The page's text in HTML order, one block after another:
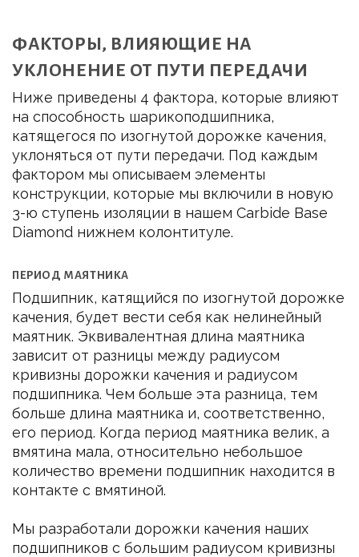
ФАКТОРЫ, ВЛИЯЮЩИЕ НА
УКЛОНЕНИЕ ОТ ПУТИ ПЕРЕДАЧИ
Ниже приведены 4 фактора, которые влияют
на способность шарикоподшипника,
катящегося по изогнутой дорожке качения,
уклоняться от пути передачи. Под каждым
фактором мы описываем элементы
конструкции, которые мы включили в новую
3-ю ступень изоляции в нашем Carbide Base
Diamond нижнем колонтитуле.
ПЕРИОД МАЯТНИКА
Подшипник, катящийся по изогнутой дорожке
качения, будет вести себя как нелинейный
маятник. Эквивалентная длина маятника
зависит от разницы между радиусом
кривизны дорожки качения и радиусом
подшипника. Чем больше эта разница, тем
больше длина маятника и, соответственно,
его период. Когда период маятника велик, а
вмятина мала, относительно небольшое
количество времени подшипник находится в
контакте с вмятиной.
Мы разработали дорожки качения наших
подшипников с большим радиусом кривизны